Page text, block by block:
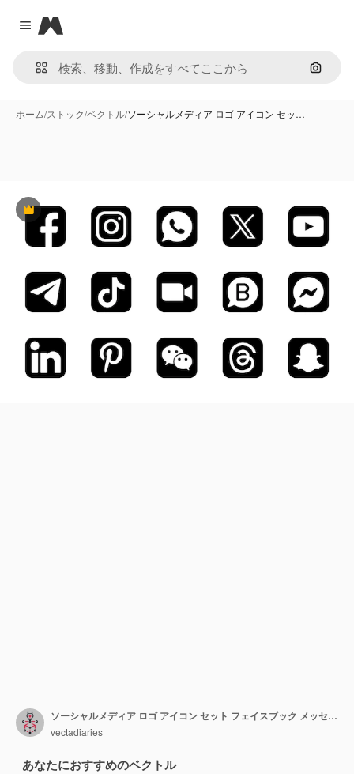
Close menu
Magnific
画像で
ホーム/ストック/ベクトル/ソーシャルメディア ロゴ アイコン セッ…
Premium
ソーシャルメディア ロゴ アイコン セット フェイスブック メッセンジャー WhatsApp インスタグラム ツイッター ユーチューブ リンクイン
vectadiaries
あなたにおすすめのベクトル